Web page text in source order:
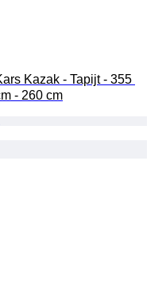
Kazak - Tapijt - 355
- 260 cm